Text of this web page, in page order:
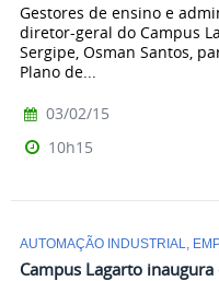
Gestores de ensino e
diretor-geral do Campus
Sergipe, Osman Santos,
Plano de...
03/02/15
10h15
AUTOMAÇÃO INDUSTRIAL,
Campus Lagarto